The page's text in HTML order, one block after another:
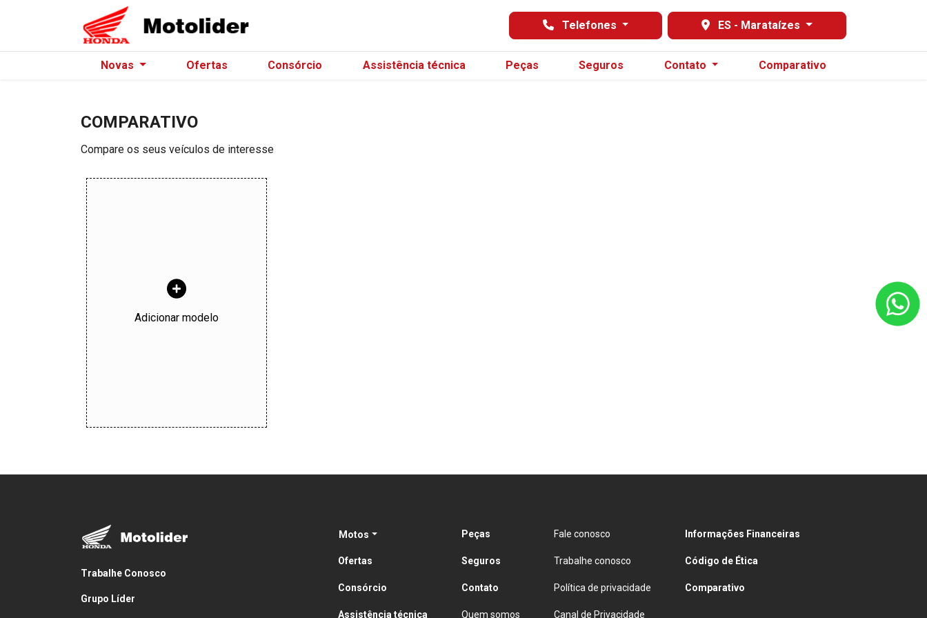
Telefones ES - Marataízes
Novas Ofertas Consórcio Assistência técnica Peças Seguros Contato Comparativo
COMPARATIVO
Compare os seus veículos de interesse
Adicionar modelo
Trabalhe Conosco
Grupo Líder
Motos
Ofertas
Consórcio
Assistência técnica
Peças
Seguros
Contato
Quem somos
Fale conosco
Trabalhe conosco
Política de privacidade
Canal de Privacidade
Informações Financeiras
Código de Ética
Comparativo